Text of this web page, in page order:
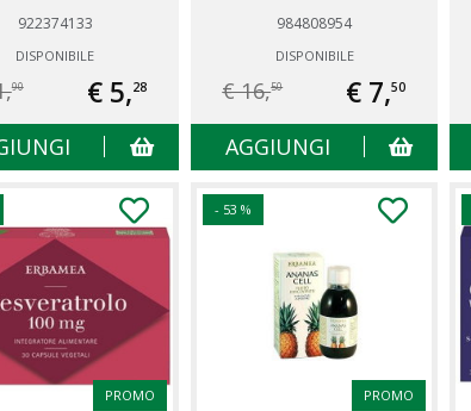
922374133
DISPONIBILE
90 € 5,28
984808954
DISPONIBILE
€ 16,50 € 7,50
AGGIUNGI
PROMO
- 53 %
PROMO